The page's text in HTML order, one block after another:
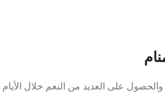
على العديد من النعم خلال الأيام